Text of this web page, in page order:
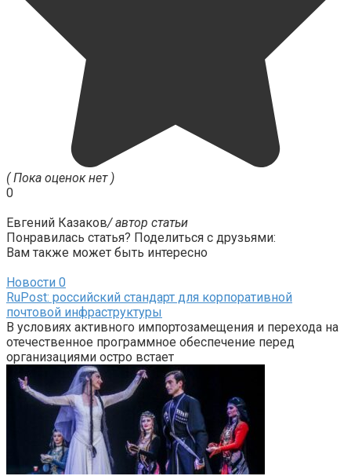
( Пока оценок нет )
0
Евгений Казаков/ автор статьи
Понравилась статья? Поделиться с друзьями:
Вам также может быть интересно
Новости 0
RuPost: российский стандарт для корпоративной
почтовой инфраструктуры
В условиях активного импортозамещения и перехода на
отечественное программное обеспечение перед
организациями остро встает